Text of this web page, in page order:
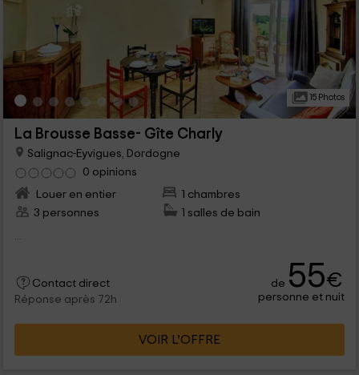
15 Photos
La Brousse Basse- Gîte Charly
Salignac-Eyvigues, Dordogne
0 opinions
Louer en entier
1 chambres
3 personnes
1 salles de bain
Contact direct
Réponse après 72h
de 55€
personne et nuit
VOIR L’OFFRE